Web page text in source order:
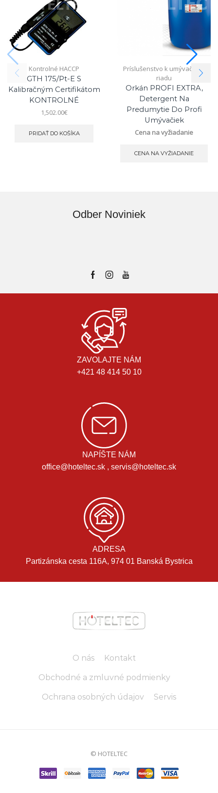
Kontrolné HACCP
GTH 175/Pt-E S
Kalibračným Certifikátom
KONTROLNÉ
1,502.00€
PRIDAŤ DO KOŠÍKA
Príslušenstvo k umývačkám
riadu
Orkán PROFI EXTRA,
Detergent Na
Predumytie Do Profi
Umývačiek
Cena na vyžiadanie
CENA NA VYŽIADANIE
Odber Noviniek
ZAVOLAJTE NÁM
+421 48 414 50 10
NAPÍŠTE NÁM
office@hoteltec.sk , servis@hoteltec.sk
ADRESA
Partizánska cesta 116A, 974 01 Banská Bystrica
O nás Kontakt
Obchodné a zmluvné podmienky
Ochrana osobných údajov Servis
© HOTELTEC